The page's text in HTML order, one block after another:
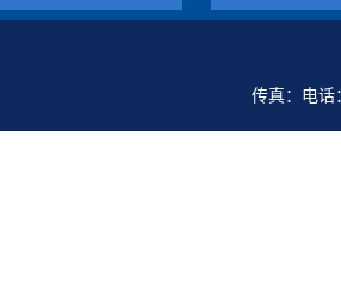
传真：电话